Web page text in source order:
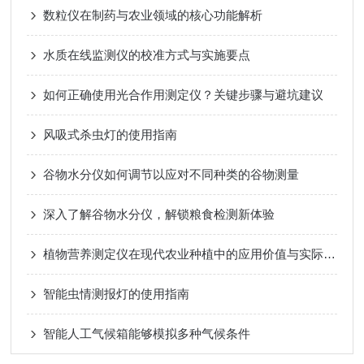
数粒仪在制药与农业领域的核心功能解析
水质在线监测仪的校准方式与实施要点
如何正确使用光合作用测定仪？关键步骤与避坑建议
风吸式杀虫灯的使用指南
谷物水分仪如何调节以应对不同种类的谷物测量
深入了解谷物水分仪，解锁粮食检测新体验
植物营养测定仪在现代农业种植中的应用价值与实际作用
智能虫情测报灯的使用指南
智能人工气候箱能够模拟多种气候条件